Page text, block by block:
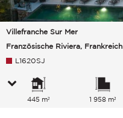
Villefranche Sur Mer
Französische Riviera, Frankreich
L1620SJ
445 m² 1 958 m²